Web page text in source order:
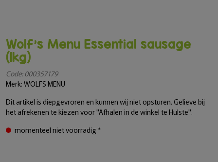
Wolf's Menu Essential sausage
(1kg)
Code: 000357179
Merk: WOLFS MENU
Dit artikel is diepgevroren en kunnen wij niet opsturen. Gelieve bij
het afrekenen te kiezen voor "Afhalen in de winkel te Hulste".
momenteel niet voorradig *